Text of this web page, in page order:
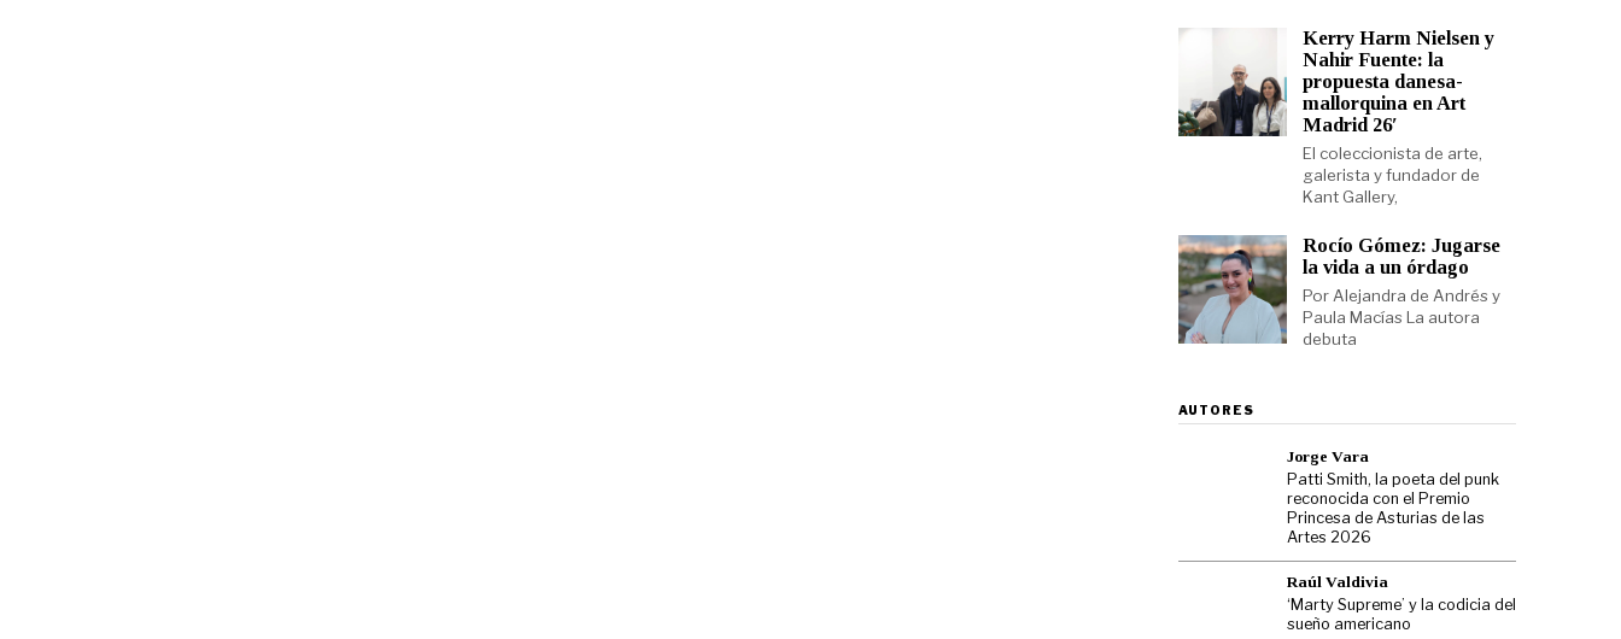
Kerry Harm Nielsen y
Nahir Fuente: la
propuesta danesa-
mallorquina en Art
Madrid 26′
El coleccionista de arte,
galerista y fundador de
Kant Gallery,
Rocío Gómez: Jugarse
la vida a un órdago
Por Alejandra de Andrés y
Paula Macías La autora
debuta
AUTORES
Jorge Vara
Patti Smith, la poeta del punk
reconocida con el Premio
Princesa de Asturias de las
Artes 2026
Raúl Valdivia
‘Marty Supreme’ y la codicia del
sueño americano